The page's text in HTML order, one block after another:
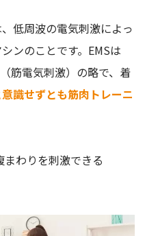
低周波の電気刺激によっ
ンのことです。EMSは
電気刺激）の略で、着
意識せずとも筋肉トレーニ
わりを刺激できる